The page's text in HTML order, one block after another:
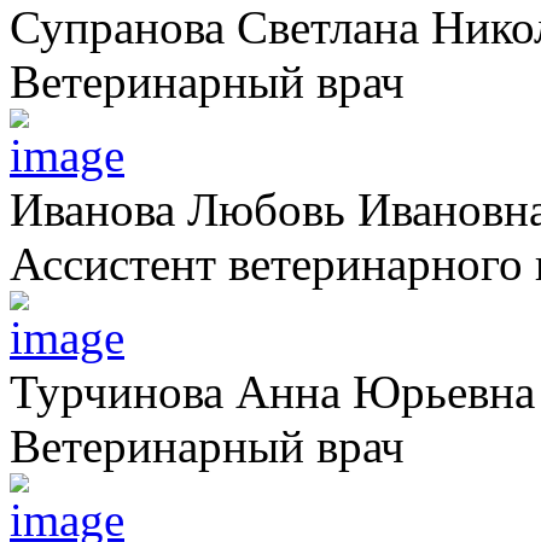
Супранова Светлана
Ветеринарный врач
Иванова Любовь
Ассистент ветеринарного
Турчинова Анна Юрьевна
Ветеринарный врач